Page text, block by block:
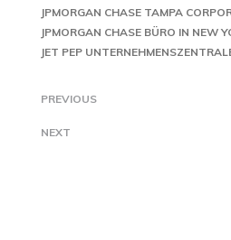
JPMORGAN CHASE TAMPA
JPMORGAN CHASE BÜRO IN NEW
JET PEP
PREVIOUS
NEXT